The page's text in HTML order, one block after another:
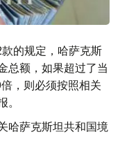
的规定，哈萨克斯
总额，如果超过了当
，则必须按照相关
哈萨克斯坦共和国境